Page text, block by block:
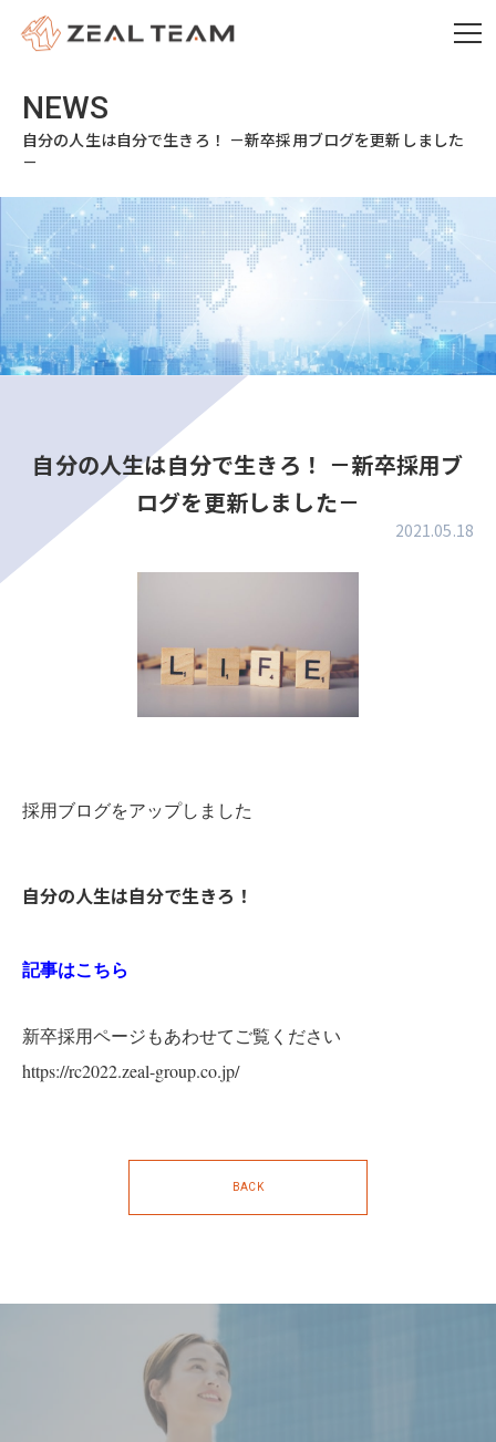
自分の人生は自分で生きろ！ －新卒採用ブログを更新しました
－
自分の人生は自分で生きろ！ －新卒採用ブ
ログを更新しました－
2021.05.18
採用ブログをアップしました
自分の人生は自分で生きろ！
記事はこちら
新卒採用ページもあわせてご覧ください
https://rc2022.zeal-group.co.jp/
BACK